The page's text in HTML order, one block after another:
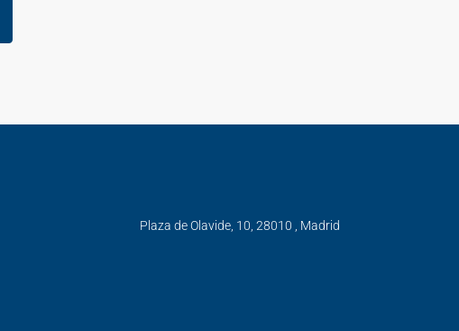
Plaza de Olavide, 10, 28010 , Madrid